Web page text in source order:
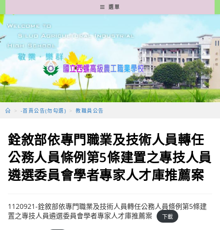
轉
至
要
容
選單
> -首頁公告(勿勾選) > 教職員公告
銓敘部依專門職業及技術人員轉任
公務人員條例第5條建置之專技人員
遴選委員會學者專家人才庫推薦案
1120921-銓敘部依專門職業及技術人員轉任公務人員條例第5條建
置之專技人員遴選委員會學者專家人才庫推薦案
下載